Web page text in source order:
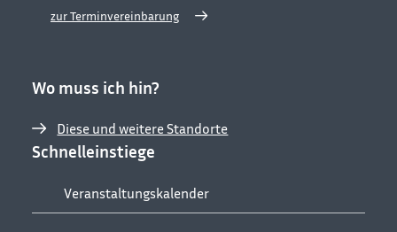
zur Terminvereinbarung
Wo muss ich hin?
Diese und weitere Standorte
Schnelleinstiege
Veranstaltungskalender